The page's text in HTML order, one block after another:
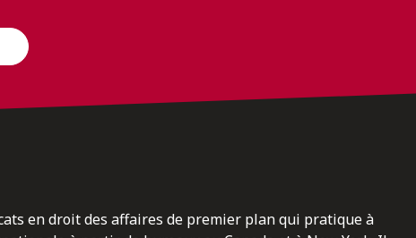
en droit des affaires de premier plan qui pratique à